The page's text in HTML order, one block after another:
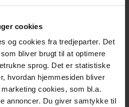
cookies
og cookies fra tredjeparter. Det
bliver brugt til at optimere
sprog. Det er statistiske
hvordan hjemmesiden bliver
cookies, som bl.a.
annoncer. Du giver samtykke til
(4.11 min)